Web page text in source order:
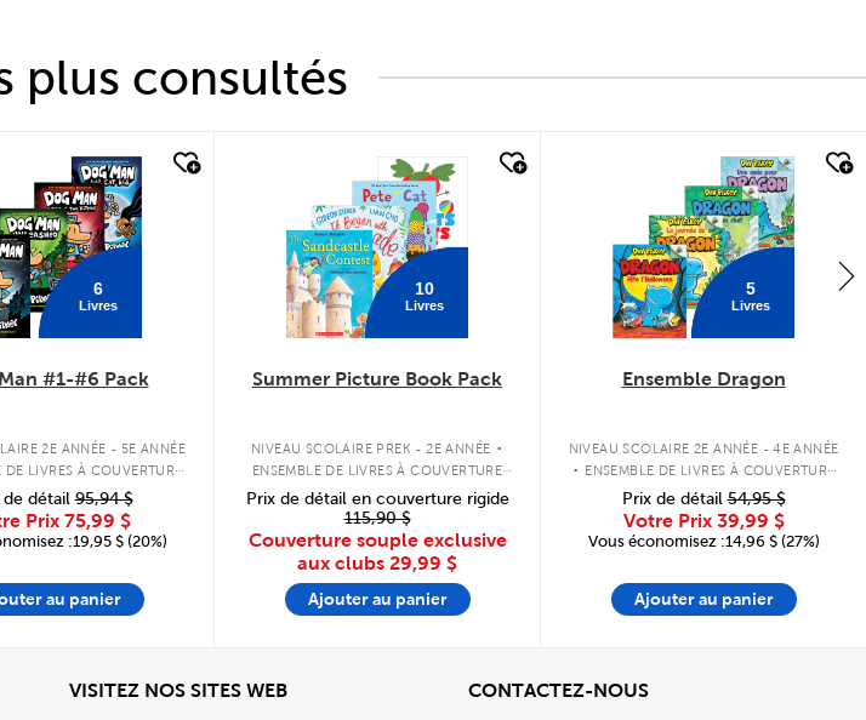
plus consultés
6
Livres
#1-#6 Pack
2E ANNÉE - 5E ANNÉE
DE LIVRES À COUVERTURE
RIGIDE
de détail95,94 $
Prix 75,99 $
:19,95 $ (20%)
au panier
10
Livres
Summer Picture Book Pack
NIVEAU SCOLAIRE PREK - 2E ANNÉE .
ENSEMBLE DE LIVRES À COUVERTURE
Prix de détail en couverture rigide
115,90 $
Couverture souple exclusive
aux clubs 29,99 $
Ajouter au panier
5
Livres
Ensemble Dragon
NIVEAU SCOLAIRE 2E ANNÉE - 4E ANNÉE
. ENSEMBLE DE LIVRES À COUVERTURE
SOUPLE
Prix de détail54,95 $
Votre Prix 39,99 $
Vous économisez :14,96 $ (27%)
Ajouter au panier
VISITEZ NOS SITES WEBAfficher CONTACTEZ-NOUSView